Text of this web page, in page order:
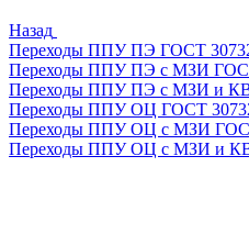
Назад
Переходы ППУ ПЭ ГОСТ
Переходы ППУ ПЭ с МЗИ
Переходы ППУ ПЭ с МЗИ и
Переходы ППУ ОЦ ГОСТ
Переходы ППУ ОЦ с МЗИ
Переходы ППУ ОЦ с МЗИ и